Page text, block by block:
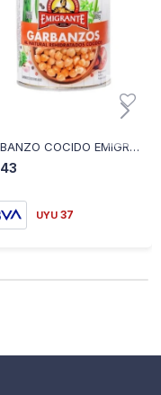
GARBANZO COCIDO EMIGRANTE EN LATA 300G
43
UYU 37